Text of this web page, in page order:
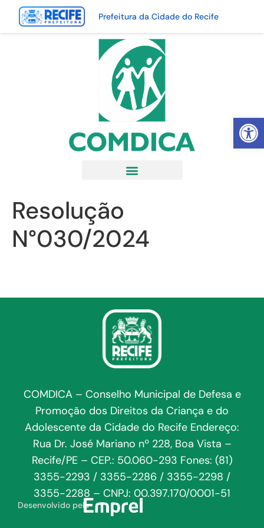
Abrir
Prefeitura da Cidade do Recife
Resolução
N°030/2024
COMDICA – Conselho Municipal de Defesa e
Promoção dos Direitos da Criança e do
Adolescente da Cidade do Recife Endereço:
Rua Dr. José Mariano nº 228, Boa Vista –
Recife/PE – CEP.: 50.060-293 Fones: (81)
3355-2293 / 3355-2286 / 3355-2298 /
3355-2288 – CNPJ: 00.397.170/0001-51
Desenvolvido pela